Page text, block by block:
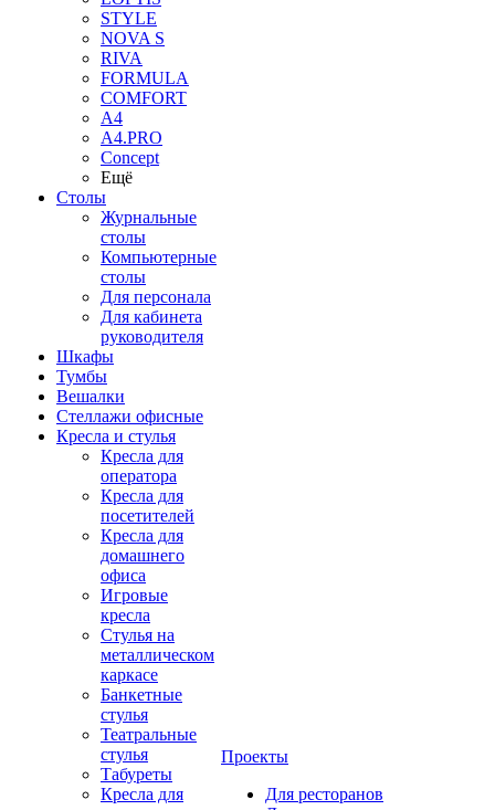
STYLE
NOVA S
RIVA
FORMULA
COMFORT
A4
A4.PRO
Concept
Ещё
Столы
Журнальные
столы
Компьютерные
столы
Для персонала
Для кабинета
руководителя
Шкафы
Тумбы
Вешалки
Стеллажи офисные
Кресла и стулья
Кресла для
оператора
Кресла для
посетителей
Кресла для
домашнего
офиса
Игровые
кресла
Стулья на
металлическом
каркасе
Банкетные
стулья
Театральные
стулья
Табуреты
Кресла для
Проекты
Для ресторанов